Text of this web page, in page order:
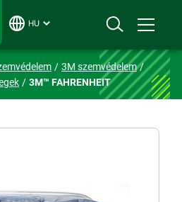
HU
3M szemvédelem
3M™ FAHRENHEIT